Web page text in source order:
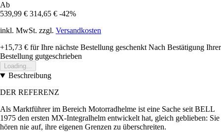
Ab
539,99 € 314,65 € -42%
inkl. MwSt. zzgl. Versandkosten
+15,73 € für Ihre nächste Bestellung geschenkt Nach Bestätigung Ihrer
Bestellung gutgeschrieben
Loading...
Beschreibung
DER REFERENZ
Als Marktführer im Bereich Motorradhelme ist eine Sache seit BELL
1975 den ersten MX-Integralhelm entwickelt hat, gleich geblieben: Sie
hören nie auf, ihre eigenen Grenzen zu überschreiten.